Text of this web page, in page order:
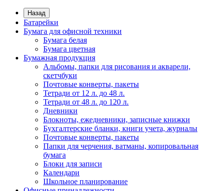
Назад
Батарейки
Бумага для офисной техники
Бумага белая
Бумага цветная
Бумажная продукция
Альбомы, папки для рисования и акварели,
скетчбуки
Почтовые конверты, пакеты
Тетради от 12 л. до 48 л.
Тетради от 48 л. до 120 л.
Дневники
Блокноты, ежедневники, записные книжки
Бухгалтерские бланки, книги учета, журналы
Почтовые конверты, пакеты
Папки для черчения, ватманы, копировальная
бумага
Блоки для записи
Календари
Школьное планирование